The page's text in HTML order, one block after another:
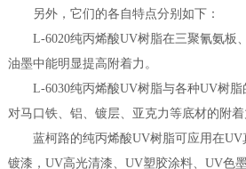
另外，它们的各自特点分别如下：
L-6020纯丙烯酸UV树脂在三聚氰氨板
油墨中能明显提高附着力。
L-6030纯丙烯酸UV树脂与各种UV树脂
对马口铁、铝、镀层、亚克力等底材的附着
蓝柯路的纯丙烯酸UV树脂可应用在UV
镀漆，UV高光清漆、UV塑胶涂料、UV色